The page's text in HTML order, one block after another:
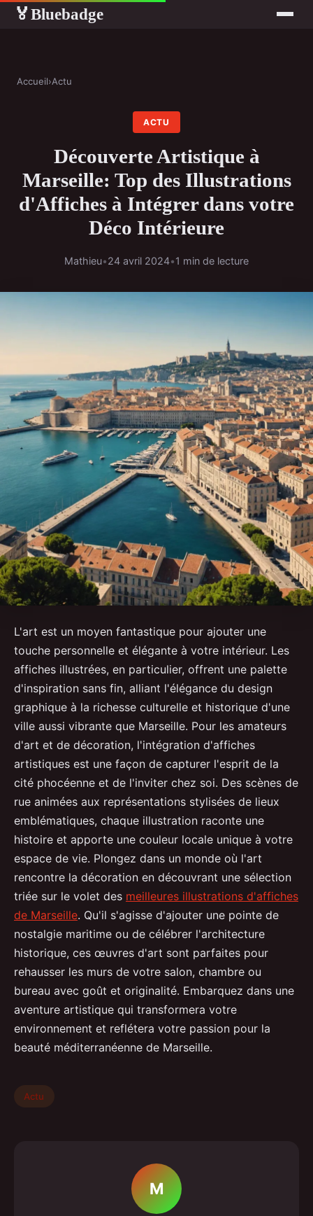
🏅Bluebadge
Accueil›Actu
ACTU
Découverte Artistique à
Marseille: Top des Illustrations
d'Affiches à Intégrer dans votre
Déco Intérieure
Mathieu•24 avril 2024•1 min de lecture
L'art est un moyen fantastique pour ajouter une
touche personnelle et élégante à votre intérieur. Les
affiches illustrées, en particulier, offrent une palette
d'inspiration sans fin, alliant l'élégance du design
graphique à la richesse culturelle et historique d'une
ville aussi vibrante que Marseille. Pour les amateurs
d'art et de décoration, l'intégration d'affiches
artistiques est une façon de capturer l'esprit de la
cité phocéenne et de l'inviter chez soi. Des scènes de
rue animées aux représentations stylisées de lieux
emblématiques, chaque illustration raconte une
histoire et apporte une couleur locale unique à votre
espace de vie. Plongez dans un monde où l'art
rencontre la décoration en découvrant une sélection
triée sur le volet des meilleures illustrations d'affiches
de Marseille. Qu'il s'agisse d'ajouter une pointe de
nostalgie maritime ou de célébrer l'architecture
historique, ces œuvres d'art sont parfaites pour
rehausser les murs de votre salon, chambre ou
bureau avec goût et originalité. Embarquez dans une
aventure artistique qui transformera votre
environnement et reflétera votre passion pour la
beauté méditerranéenne de Marseille.
Actu
M